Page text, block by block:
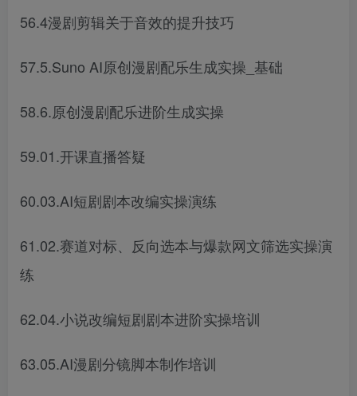
56.4漫剧剪辑关于音效的提升技巧
57.5.Suno AI原创漫剧配乐生成实操_基础
58.6.原创漫剧配乐进阶生成实操
59.01.开课直播答疑
60.03.AI短剧剧本改编实操演练
61.02.赛道对标、反向选本与爆款网文筛选实操演
练
62.04.小说改编短剧剧本进阶实操培训
63.05.AI漫剧分镜脚本制作培训